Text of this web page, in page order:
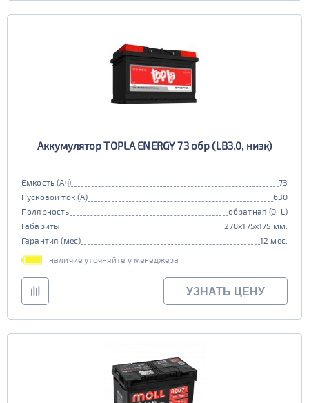
Аккумулятор TOPLA ENERGY 73 обр (LB3.0, низк)
Емкость (Ач)
73
Пусковой ток (А)
630
Полярность
обратная (0, L)
Габариты
278x175x175 мм.
Гарантия (мес)
12 мес.
наличие уточняйте у менеджера
УЗНАТЬ ЦЕНУ